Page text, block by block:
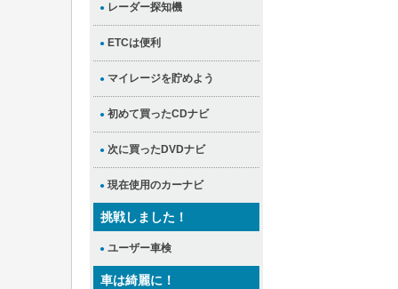
● レーダー探知機
● ETCは便利
● マイレージを貯めよう
● 初めて買ったCDナビ
● 次に買ったDVDナビ
● 現在使用のカーナビ
挑戦しました！
● ユーザー車検
車は綺麗に！